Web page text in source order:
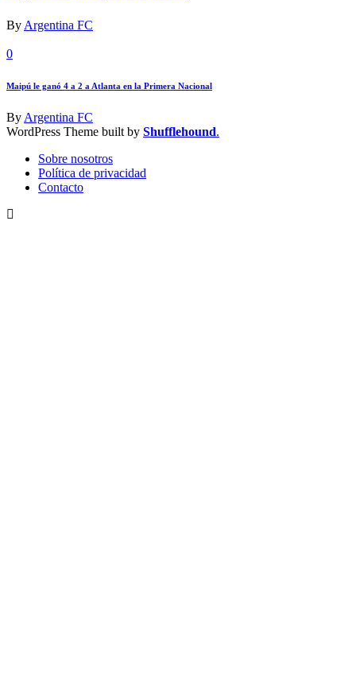
By Argentina FC
0
Maipú le ganó 4 a 2 a Atlanta en la Primera Nacional
By Argentina FC
WordPress Theme built by Shufflehound.
Sobre nosotros
Política de privacidad
Contacto